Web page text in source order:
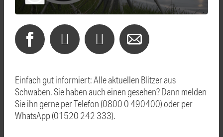
Einfach gut informiert: Alle aktuellen Blitzer aus
Schwaben. Sie haben auch einen gesehen? Dann melden
Sie ihn gerne per Telefon (0800 0 490400) oder per
WhatsApp (01520 242 333).